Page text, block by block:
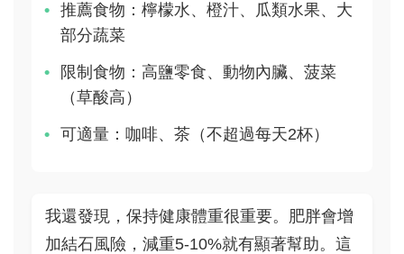
推薦食物：檸檬水、橙汁、瓜類水果、大
部分蔬菜
限制食物：高鹽零食、動物內臟、菠菜
（草酸高）
可適量：咖啡、茶（不超過每天2杯）
我還發現，保持健康體重很重要。肥胖會增
加結石風險，減重5-10%就有顯著幫助。這